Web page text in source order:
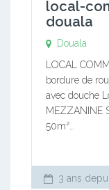
local-
douala
Douala
LOCAL
bordure de
avec douche
MEZZANINE
50m²…
3 ans